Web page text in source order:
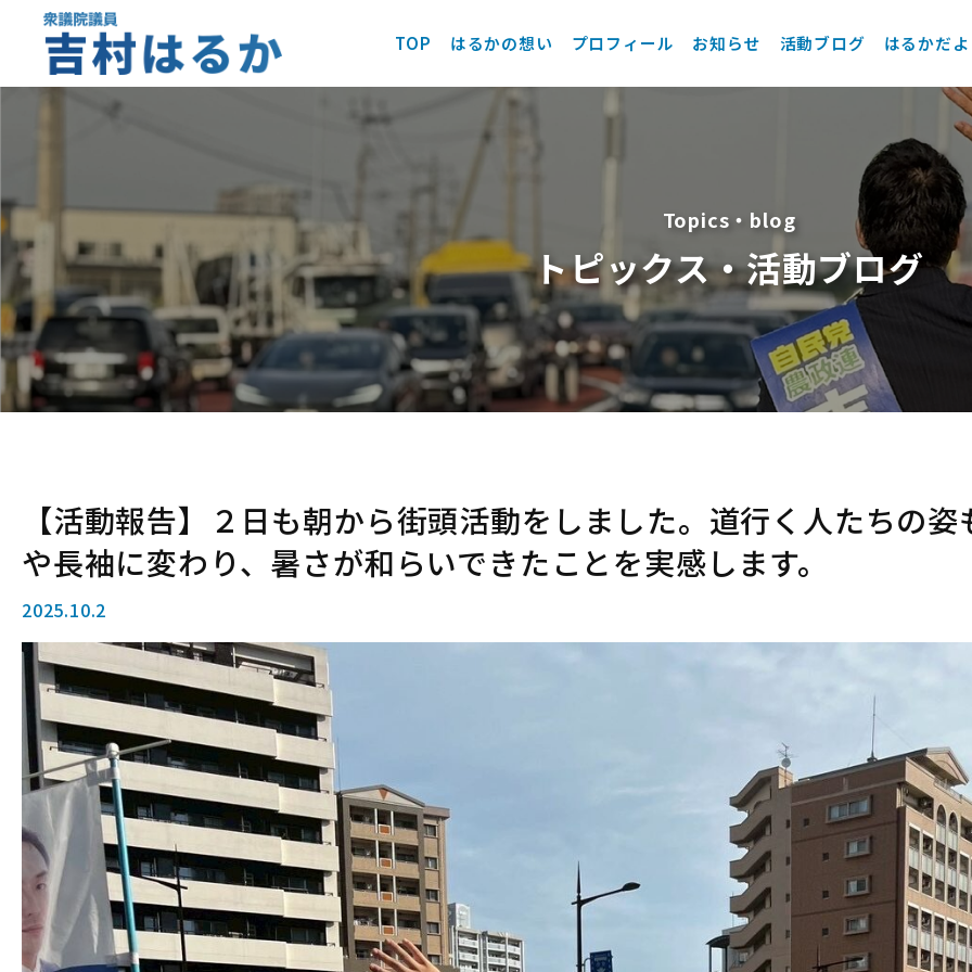
TOP はるかの想い プロフィール お知らせ 活動ブログ はるかだ
Topics・blog
トピックス・活動ブログ
【活動報告】２日も朝から街頭活動をしました。道行く人たちの姿
や長袖に変わり、暑さが和らいできたことを実感します。
2025.10.2